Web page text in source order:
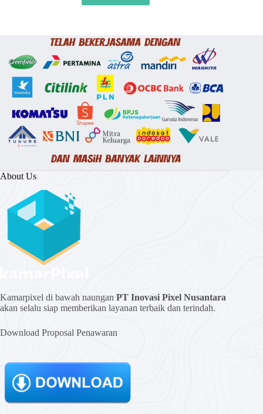
About Us
Kamarpixel di bawah naungan PT Inovasi Pixel Nusantara
akan selalu siap memberikan layanan terbaik dan terindah.
Download Proposal Penawaran